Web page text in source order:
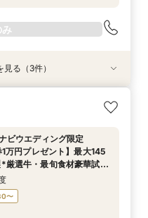
会食に◎】少人数*貸切パー
〜
み
選べるチャペル＆演出体験
〜
み
◆安心サポート×豪華特典
〜
み
る（3件）
ビウエディング限定
円プレゼント】最大145
厳選牛・最旬食材豪華試食
憧れ挙式体験×最新トレ
〜